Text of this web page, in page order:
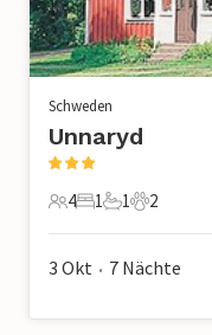
Schweden
Unnaryd
4 Gäste
4
1 Schlafzimmer
1
1 Badezimmer
1
2 Haustiere
2
3 Okt • 7 Nächte